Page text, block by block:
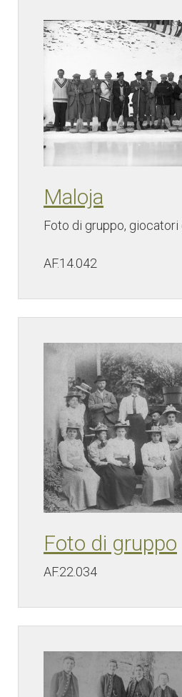
Maloja
Foto di gruppo, giocatori
AF.14.042
Foto di gruppo
AF.22.034